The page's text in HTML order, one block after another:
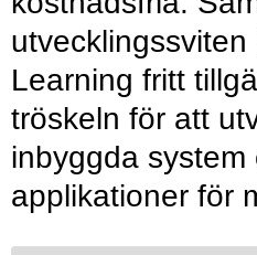
Learning fritt
tröskeln för att
inbyggda system
applikationer för